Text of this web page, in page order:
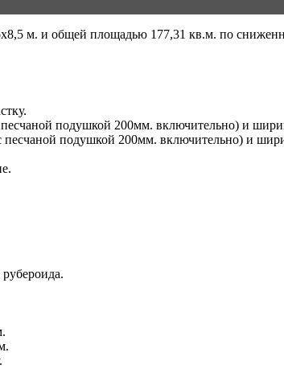
м. и общей площадью 177,31 кв.м. по
подушкой 200мм. включительно) и
песчаной подушкой 200мм. включительно) и